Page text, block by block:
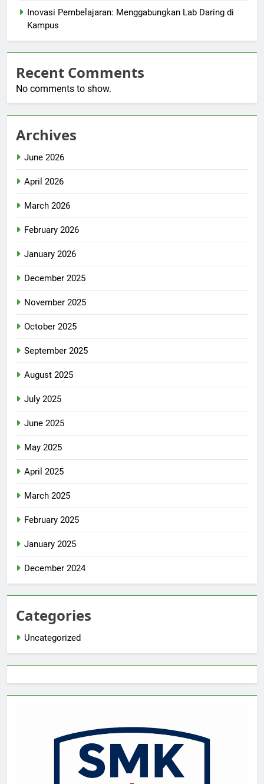
Inovasi Pembelajaran: Menggabungkan Lab Daring di
Kampus
Recent Comments
No comments to show.
Archives
June 2026
April 2026
March 2026
February 2026
January 2026
December 2025
November 2025
October 2025
September 2025
August 2025
July 2025
June 2025
May 2025
April 2025
March 2025
February 2025
January 2025
December 2024
Categories
Uncategorized